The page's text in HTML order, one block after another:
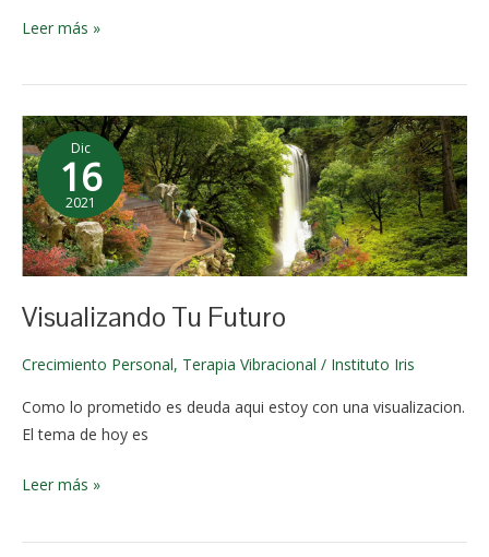
Leer más »
Dic
16
2021
2 de
junio de
2024
Visualizando Tu Futuro
Crecimiento Personal, Terapia Vibracional / Instituto Iris
Como lo prometido es deuda aqui estoy con una visualizacion.
El tema de hoy es
Visualizando
Tu
Futuro
Leer más »